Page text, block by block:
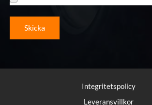
Skicka
Integritetspolicy
Leveransvillkor